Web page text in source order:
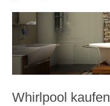
Whirlpool